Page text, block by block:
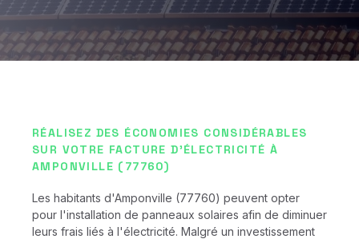
RÉALISEZ DES ÉCONOMIES CONSIDÉRABLES
SUR VOTRE FACTURE D'ÉLECTRICITÉ À
AMPONVILLE (77760)
Les habitants d'Amponville (77760) peuvent opter
pour l'installation de panneaux solaires afin de diminuer
leurs frais liés à l'électricité. Malgré un investissement